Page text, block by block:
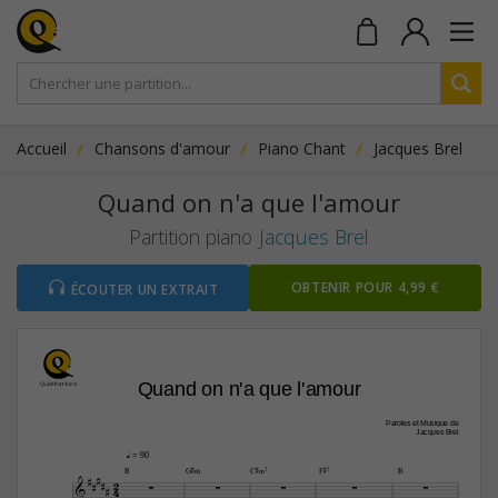
Accueil Chansons d'amour Piano Chant Jacques Brel
Quand on n'a que l'amour
Partition piano Jacques Brel
ÉCOUTER UN EXTRAIT OBTENIR POUR 4,99 €
Quand on n'a que l'amour
Paroles et Musique de
Jacques Brel
B G©m C©‹7 F©7 B
q = 90
2
4
     